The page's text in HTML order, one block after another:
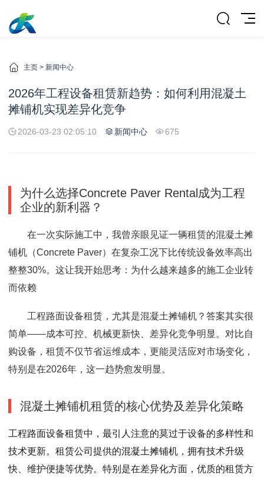
主页 > 新闻中心
2026年工程设备租赁新趋势：如何利用混凝土
摊铺机实现差异化竞争
2026-03-23 02:05:10 新闻中心 675
为什么选择Concrete Paver Rental成为工程
企业的新利器？
在一次实际施工中，我曾亲眼见证一辆租赁的混凝土摊
铺机（Concrete Paver）在复杂工况下比传统设备效率高出
整整30%。这让我开始思考：为什么越来越多的施工企业转
而依赖
工程路面设备租赁，尤其是混凝土摊铺机？答案其实很
简单——成本可控、机械更新快、差异化竞争明显。对比自
购设备，租赁不仅节省运维成本，更能灵活应对市场变化，
特别是在2026年，这一趋势愈发明显。
混凝土摊铺机租赁的核心优势及差异化策略
工程路面设备租赁中，最引人注意的莫过于设备的多样性和
技术更新。租赁公司提供的混凝土摊铺机，拥有技术升级
快、维护便捷等优势。特别是在差异化方面，优质的租赁方